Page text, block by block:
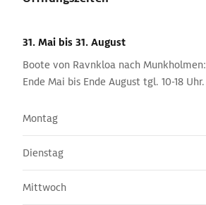
31. Mai bis 31. August
Boote von Ravnkloa nach Munkholmen:
Ende Mai bis Ende August tgl. 10-18 Uhr.
Montag
Dienstag
Mittwoch